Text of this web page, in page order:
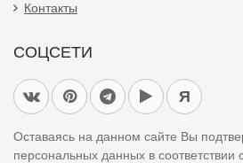
Контакты
СОЦСЕТИ
Я
Оставаясь на данном сайте Вы
персональных данных в соответствии